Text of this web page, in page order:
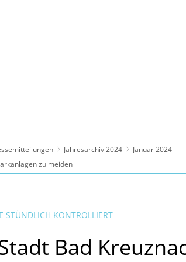
Jahresarchiv 2024
Januar 2024
zu meiden
STÜNDLICH KONTROLLIERT
Bad